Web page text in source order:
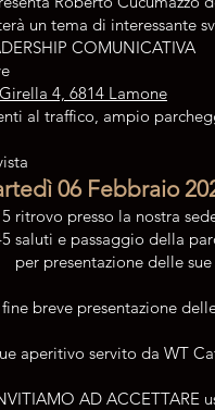
un tema di interessante
COMUNICATIVA
4, 6814 Lamone
al traffico, ampio
06 Febbraio
ritrovo presso la nostra
saluti e passaggio della
presentazione delle sue
breve presentazione
aperitivo servito da WT
AD ACCETTARE